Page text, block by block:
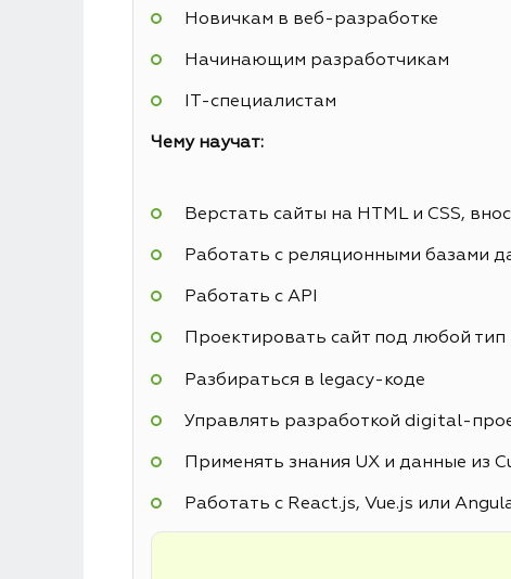
Новичкам в веб-разработке
Начинающим разработчикам
IT-специалистам
Чему научат:
Верстать сайты на HTML и CSS,
Работать с реляционными базами
Работать с API
Проектировать сайт под любой тип
Разбираться в legacy-коде
Управлять разработкой digital-
Применять знания UX и данные из
Работать с React.js, Vue.js или